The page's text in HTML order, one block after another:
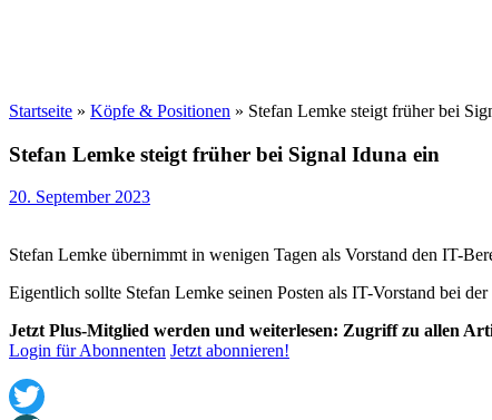
Startseite » Köpfe & Positionen » Stefan Lemke steigt früher bei
Stefan Lemke steigt früher bei Signal Iduna ein
20. September 2023
Stefan Lemke übernimmt in wenigen Tagen als Vorstand den IT-
Eigentlich sollte Stefan Lemke seinen Posten als IT-Vorstand bei
Jetzt Plus-Mitglied werden und weiterlesen: Zugriff zu allen
Login für Abonnenten Jetzt abonnieren!